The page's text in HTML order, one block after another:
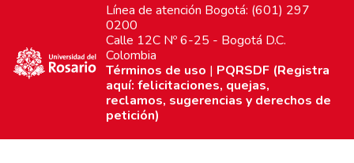
Línea de atención Bogotá: (601) 297
0200
Calle 12C Nº 6-25 - Bogotá D.C.
Colombia
Términos de uso | PQRSDF (Registra
aquí: felicitaciones, quejas,
reclamos, sugerencias y derechos de
petición)